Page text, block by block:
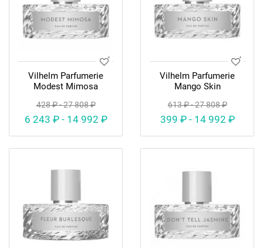
Vilhelm Parfumerie
Modest Mimosa
428 ₽ - 27 808 ₽
6 243 ₽ - 14 992 ₽
Vilhelm Parfumerie
Mango Skin
613 ₽ - 27 808 ₽
399 ₽ - 14 992 ₽